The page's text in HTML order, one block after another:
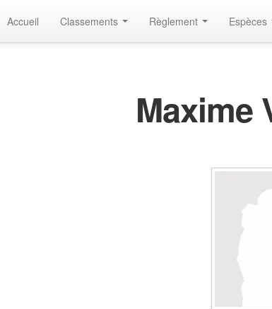
Accueil Classements Règlement Espèces
Maxime